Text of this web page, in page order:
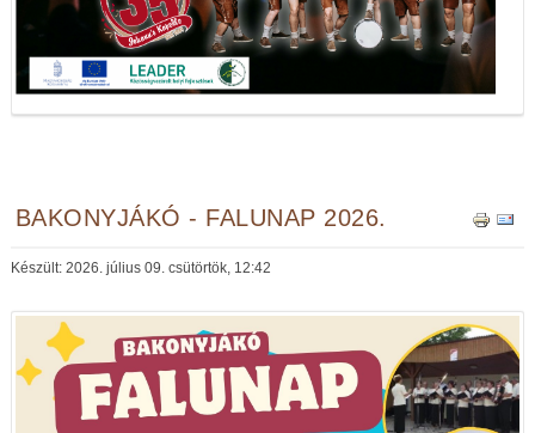
BAKONYJÁKÓ - FALUNAP 2026.
Készült: 2026. július 09. csütörtök, 12:42